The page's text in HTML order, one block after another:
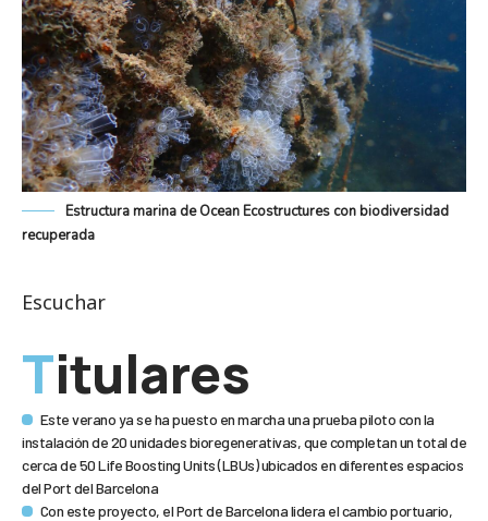
Estructura marina de Ocean Ecostructures con biodiversidad
recuperada
Escuchar
Titulares
Este verano ya se ha puesto en marcha una prueba piloto con la
instalación de 20 unidades bioregenerativas, que completan un total de
cerca de 50 Life Boosting Units (LBUs) ubicados en diferentes espacios
del Port del Barcelona
Con este proyecto, el Port de Barcelona lidera el cambio portuario,